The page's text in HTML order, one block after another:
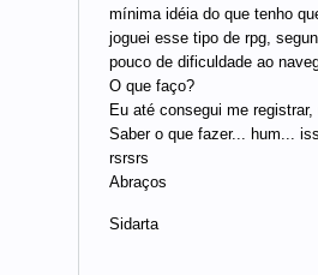
mínima idéia do que tenho
joguei esse tipo de rpg,
pouco de dificuldade ao
O que faço?
Eu até consegui me registrar,
Saber o que fazer... hum...
rsrsrs
Abraços
Sidarta